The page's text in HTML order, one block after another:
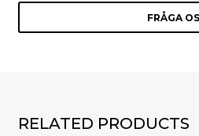
FRÅGA
RELATED PRODUCTS